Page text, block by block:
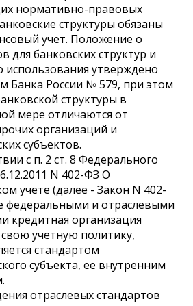
нормативно-правовых
структуры обязаны
учет. Положение о
для банковских структур и
использования утверждено
Банка России № 579, при этом
структуры в
мере отличаются от
организаций и
субъектов.
с п. 2 ст. 8 Федерального
N 402-ФЗ О
учете (далее - Закон N 402-
федеральными и отраслевыми
кредитная организация
учетную политику,
стандартом
субъекта, ее внутренним
отраслевых стандартов